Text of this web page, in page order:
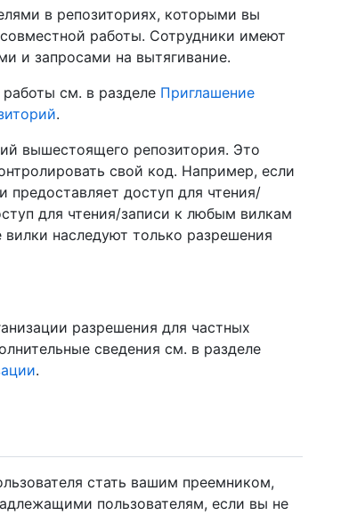
в репозиториях, которыми вы
работы. Сотрудники имеют
и запросами на вытягивание.
см. в разделе Приглашение
.
вышестоящего репозитория. Это
свой код. Например, если
доступ для чтения/
для чтения/записи к любым вилкам
наследуют только разрешения
разрешения для частных
сведения см. в разделе
.
стать вашим преемником,
пользователям, если вы не